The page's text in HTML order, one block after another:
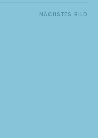
NÄCHSTES BILD